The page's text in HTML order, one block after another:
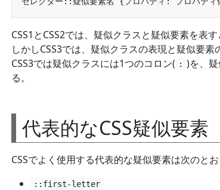
CSS1とCSS2では、疑似クラスと疑似要素を表
しかしCSS3では、疑似クラスの表現と疑似要
CSS3では疑似クラスには1つのコロン( : )を、
る。
代表的なCSS疑似要素
CSSでよく使用する代表的な疑似要素は次のとお
::first-letter